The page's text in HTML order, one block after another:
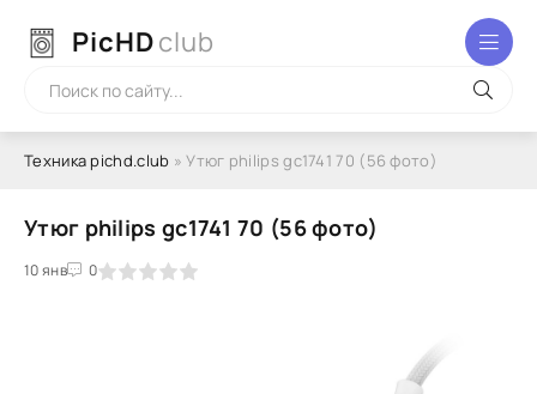
PicHDclub
Техника pichd.club » Утюг philips gc1741 70 (56 фото)
Утюг philips gc1741 70 (56 фото)
10 янв 0
3 4 5